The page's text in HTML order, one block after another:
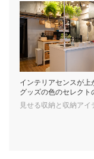
インテリアセンスが上
グッズの色のセレクト
見せる収納と収納アイ